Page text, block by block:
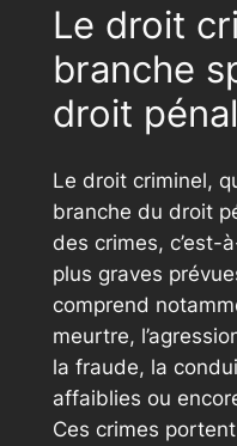
Le droit
branche
droit pénal
Le droit criminel,
branche du droit
des crimes, c’est-
plus graves
comprend
meurtre,
la fraude, la
affaiblies ou
Ces crimes